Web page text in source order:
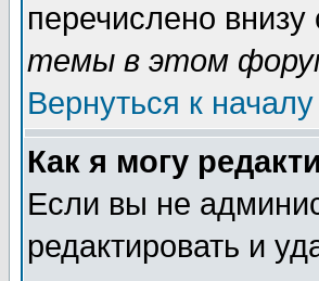
перечислено
темы в этом
Вернуться к началу
Как я могу
Если вы не
редактировать и